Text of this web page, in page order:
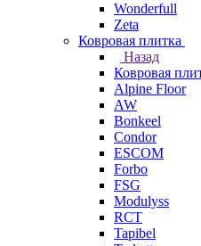
Wonderfull
Zeta
Ковровая плитка
Назад
Ковровая
Alpine Floor
AW
Bonkeel
Condor
ESCOM
Forbo
FSG
Modulyss
RCT
Tapibel